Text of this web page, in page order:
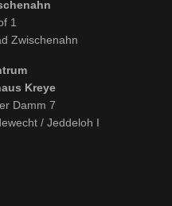
1
Zwischenahn
Kreye
Damm 7
/ Jeddeloh I